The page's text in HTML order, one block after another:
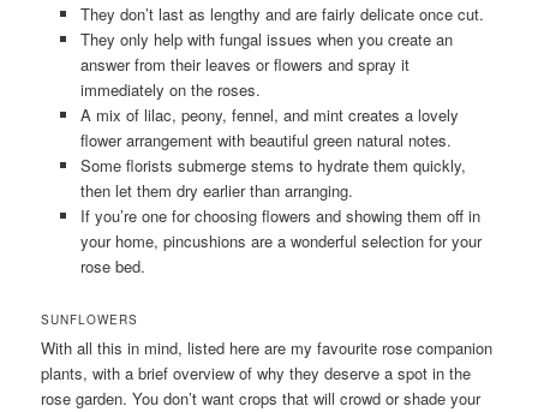
They don’t last as lengthy and are fairly delicate once cut.
They only help with fungal issues when you create an
answer from their leaves or flowers and spray it
immediately on the roses.
A mix of lilac, peony, fennel, and mint creates a lovely
flower arrangement with beautiful green natural notes.
Some florists submerge stems to hydrate them quickly,
then let them dry earlier than arranging.
If you’re one for choosing flowers and showing them off in
your home, pincushions are a wonderful selection for your
rose bed.
SUNFLOWERS
With all this in mind, listed here are my favourite rose companion
plants, with a brief overview of why they deserve a spot in the
rose garden. You don’t want crops that will crowd or shade your